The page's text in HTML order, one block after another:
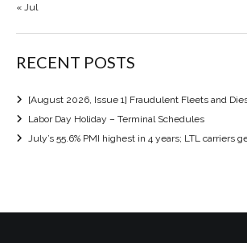
« Jul
RECENT POSTS
[August 2026, Issue 1] Fraudulent Fleets and
Labor Day Holiday – Terminal Schedules
July’s 55.6% PMI highest in 4 years; LTL carriers